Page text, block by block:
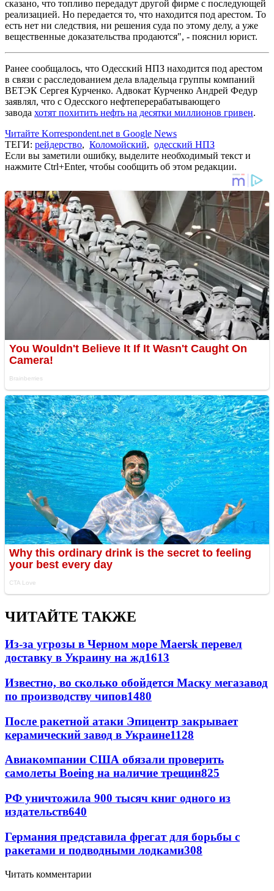
сказано, что топливо передадут другой фирме с последующей
реализацией. Но передается то, что находится под арестом. То
есть нет ни следствия, ни решения суда по этому делу, а уже
вещественные доказательства продаются", - пояснил юрист.
Ранее сообщалось, что Одесский НПЗ находится под арестом
в связи с расследованием дела владельца группы компаний
ВЕТЭК Сергея Курченко. Адвокат Курченко Андрей Федур
заявлял, что с Одесского нефтеперерабатывающего
завода хотят похитить нефть на десятки миллионов гривен.
Читайте Korrespondent.net в Google News
ТЕГИ: рейдерство, Коломойский, одесский НПЗ
Если вы заметили ошибку, выделите необходимый текст и
нажмите Ctrl+Enter, чтобы сообщить об этом редакции.
ЧИТАЙТЕ ТАКЖЕ
Из-за угрозы в Черном море Maersk перевел
доставку в Украину на жд1613
Известно, во сколько обойдется Маску мегазавод
по производству чипов1480
После ракетной атаки Эпицентр закрывает
керамический завод в Украине1128
Авиакомпании США обязали проверить
самолеты Boeing на наличие трещин825
РФ уничтожила 900 тысяч книг одного из
издательств640
Германия представила фрегат для борьбы с
ракетами и подводными лодками308
Читать комментарии